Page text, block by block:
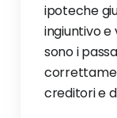
ipoteche
ingiuntivo
sono i
creditori e